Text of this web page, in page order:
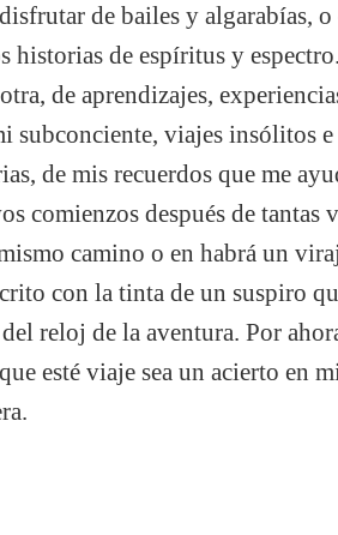
de bailes y algarabías,
historias de espíritus y
de aprendizajes,
subconciente, viajes insólitos
de mis recuerdos que me
comienzos después de tantas
camino o en habrá un
con la tinta de un suspiro
reloj de la aventura. Por
esté viaje sea un acierto en